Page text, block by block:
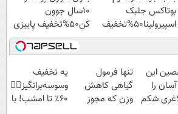
بوتاکس جلبک
اسپیرولینا50%تخفیف
10سال جوون
کن50%تخفیف پاییزی
این
را
شکم
تنها فرمول
گیاهی کاهش
وزن که مجوز
یه تخفیف
وسوسه‌برانگیز👈🏻
60٪ تا امشب! با